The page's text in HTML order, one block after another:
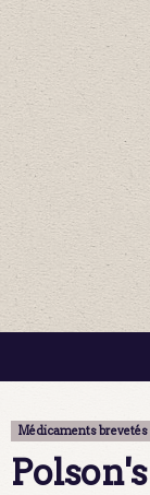
Médicaments brevetés